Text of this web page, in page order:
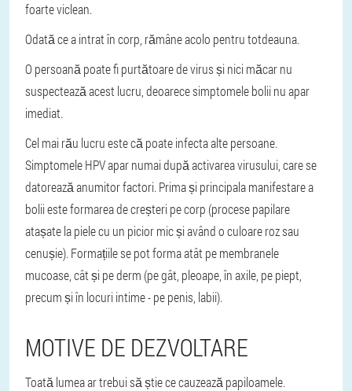
foarte viclean.
Odată ce a intrat în corp, rămâne acolo pentru totdeauna.
O persoană poate fi purtătoare de virus și nici măcar nu
suspectează acest lucru, deoarece simptomele bolii nu apar
imediat.
Cel mai rău lucru este că poate infecta alte persoane.
Simptomele HPV apar numai după activarea virusului, care se
datorează anumitor factori. Prima și principala manifestare a
bolii este formarea de creșteri pe corp (procese papilare
atașate la piele cu un picior mic și având o culoare roz sau
cenușie). Formațiile se pot forma atât pe membranele
mucoase, cât și pe derm (pe gât, pleoape, în axile, pe piept,
precum și în locuri intime - pe penis, labii).
MOTIVE DE DEZVOLTARE
Toată lumea ar trebui să știe ce cauzează papiloamele.